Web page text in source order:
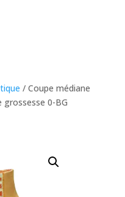
/ Coupe médiane
grossesse 0-BG